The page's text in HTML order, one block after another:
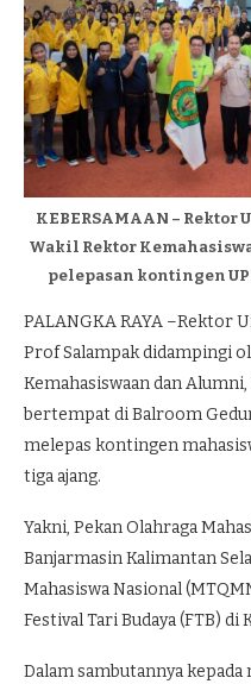
KEBERSAMAAN – Rektor
Wakil Rektor
pelepasan kontingen
PALANGKA RAYA –Rektor
Prof Salampak didampingi
Kemahasiswaan dan
bertempat di Balroom
melepas kontingen
tiga ajang.
Yakni, Pekan Olahraga
Banjarmasin Kalimantan
Mahasiswa Nasional
Festival Tari Budaya (FTB) di
Dalam sambutannya